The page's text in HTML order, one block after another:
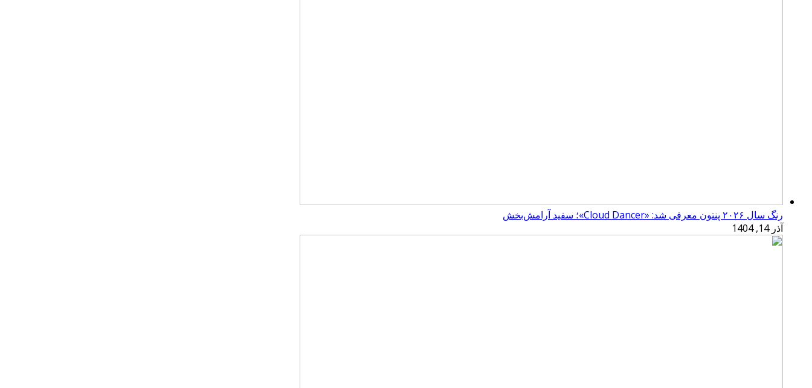
رنگ سال ۲۰۲۶ پنتون معرفی شد: «Cloud Dancer»؛ سفید آرامش‌بخش
آذر 14, 1404